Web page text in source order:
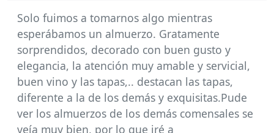
Solo fuimos a tomarnos algo mientras
esperábamos un almuerzo. Gratamente
sorprendidos, decorado con buen gusto y
elegancia, la atención muy amable y servicial,
buen vino y las tapas,.. destacan las tapas,
diferente a la de los demás y exquisitas.Pude
ver los almuerzos de los demás comensales se
veía muy bien, por lo que iré a